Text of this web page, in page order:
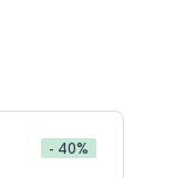
- 40%